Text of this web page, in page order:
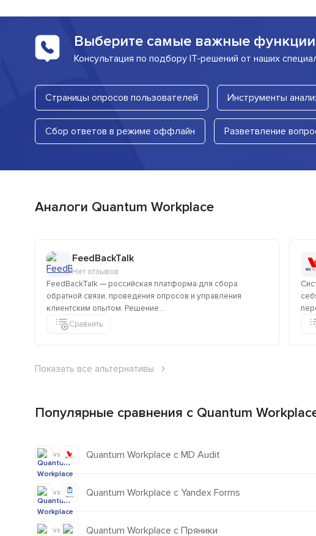
Выберите самые важные функции
Консультация по подбору IT-решений от наших
Страницы опросов пользователей Инструменты
Сбор ответов в режиме оффлайн Разветвление
Аналоги Quantum Workplace
FeedBackTalk
Нет отзывов
FeedBackTalk — российская платформа для сбора
обратной связи, проведения опросов и управления
клиентским опытом. Решение...
Сравнить
Показать все альтернативы
Популярные сравнения с Quantum
vs Quantum Workplace с MD Audit
vs Quantum Workplace с Yandex Forms
vs Quantum Workplace с Пряники